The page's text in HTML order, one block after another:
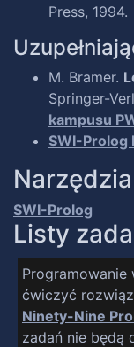
Press, 1994.
M. Bramer.
Springer-
kampusu
SWI-Prolog
SWI-Prolog
Listy
ćwiczyć
Ninety-Nine
zadań nie będą